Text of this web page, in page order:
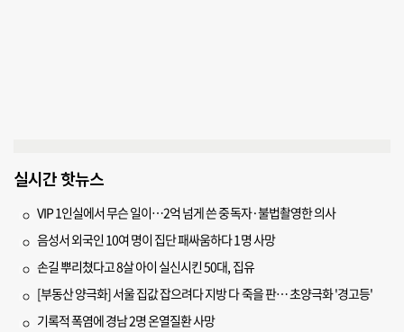
실시간 핫뉴스
VIP 1인실에서 무슨 일이…2억 넘게 쓴 중독자·불법촬영한 의사
음성서 외국인 10여 명이 집단 패싸움하다 1명 사망
손길 뿌리쳤다고 8살 아이 실신시킨 50대, 집유
[부동산 양극화] 서울 집값 잡으려다 지방 다 죽을 판… 초양극화 '경고등'
기록적 폭염에 경남 2명 온열질환 사망